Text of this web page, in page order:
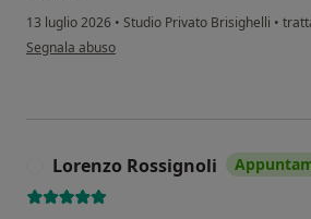
13 luglio 2026 • Studio Privato Brisighelli •
secondo l'opinione dell'utente Roberto P.
Segnala abuso
Lorenzo Rossignoli